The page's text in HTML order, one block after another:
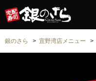
銀のさら 宜野湾店メニュー